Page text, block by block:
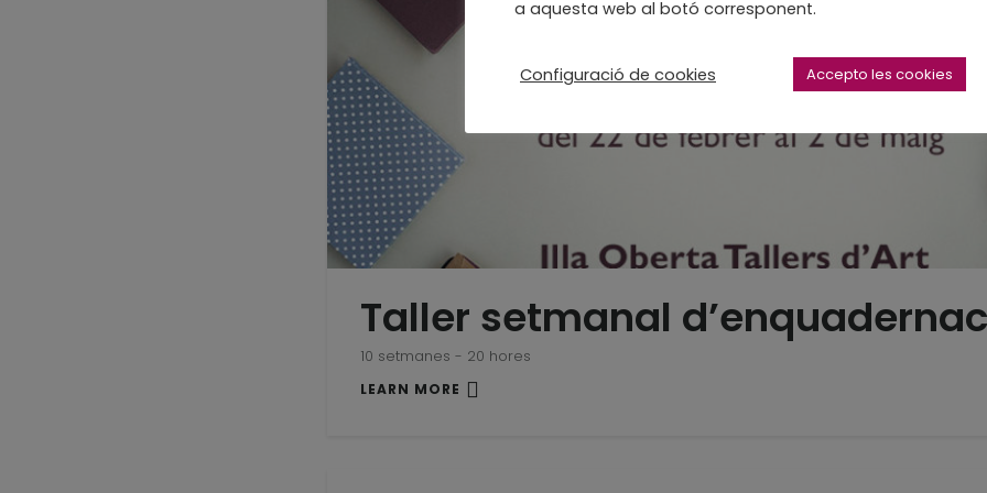
Taller setmanal
10 setmanes - 20 hores
LEARN MORE
a aquesta web al botó corresponent.
Configuració de cookies Accepto les cookies